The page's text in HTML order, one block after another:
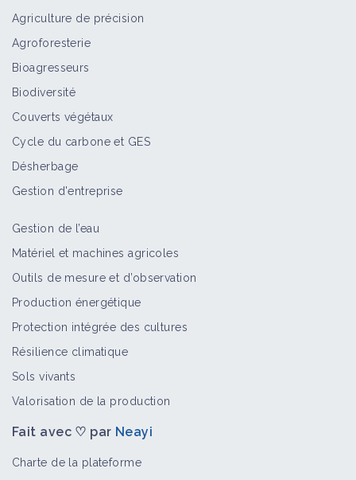
Agriculture de précision
Agroforesterie
Bioagresseurs
Biodiversité
Couverts végétaux
Cycle du carbone et GES
Désherbage
Gestion d'entreprise
Gestion de l’eau
Matériel et machines agricoles
Outils de mesure et d’observation
Production énergétique
Protection intégrée des cultures
Résilience climatique
Sols vivants
Valorisation de la production
Fait avec ♡ par Neayi
Charte de la plateforme